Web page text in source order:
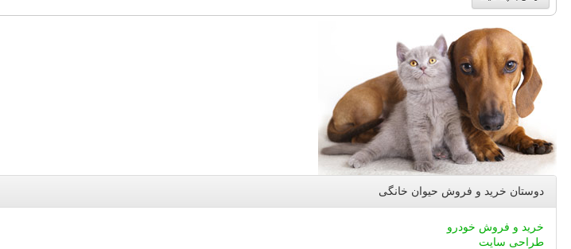
دوستان خرید و فروش حیوان خانگی
خرید و فروش خودرو
طراحی سایت